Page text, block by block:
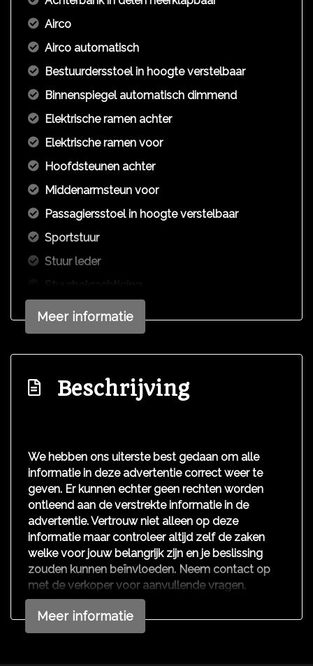
Airco
Airco automatisch
Bestuurdersstoel in hoogte verstelbaar
Binnenspiegel automatisch dimmend
Elektrische ramen achter
Elektrische ramen voor
Hoofdsteunen achter
Middenarmsteun voor
Passagiersstoel in hoogte verstelbaar
Sportstuur
Stuur leder
Stuurbekrachtiging
Verstelbare stuurkolom
Exterieur
Buitenspiegels in carrosseriekleur
Centr. deurvergr. met a.b. en startblokkering
Getint glas
Lichtmetalen velgen 16"
Mistlampen voor
Park distance control
Parkeersensor achter
Overige
Meer informatie
Beschrijving
We hebben ons uiterste best gedaan om alle
informatie in deze advertentie correct weer te
geven. Er kunnen echter geen rechten worden
ontleend aan de verstrekte informatie in de
advertentie. Vertrouw niet alleen op deze
informatie maar controleer altijd zelf de zaken
welke voor jouw belangrijk zijn en je beslissing
zouden kunnen beïnvloeden. Neem contact op
met de verkoper voor aanvullende vragen.
Meer informatie